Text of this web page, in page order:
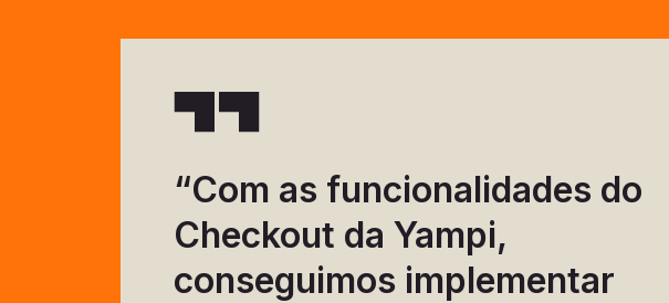
“Com as funcionalidades do
Checkout da Yampi,
conseguimos implementar